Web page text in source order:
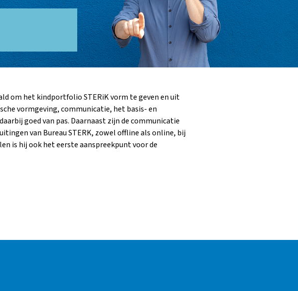
om het kindportfolio STERiK vorm te geven en uit
vormgeving, communicatie, het basis- en
goed van pas. Daarnaast zijn de communicatie
van Bureau STERK, zowel offline als online, bij
is hij ook het eerste aanspreekpunt voor de